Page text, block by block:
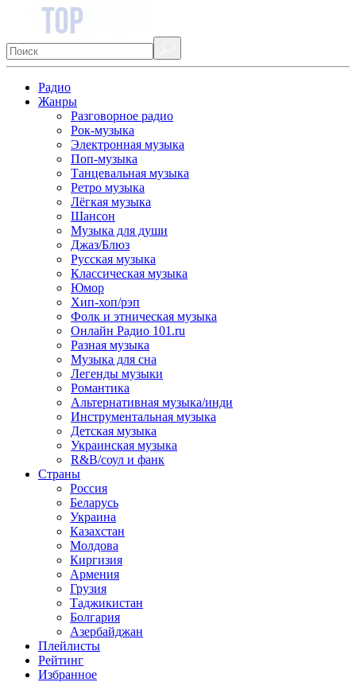
Радио
Жанры
Разговорное радио
Рок-музыка
Электронная музыка
Поп-музыка
Танцевальная музыка
Ретро музыка
Лёгкая музыка
Шансон
Музыка для души
Джаз/Блюз
Русская музыка
Классическая музыка
Юмор
Хип-хоп/рэп
Фолк и этническая музыка
Онлайн Радио 101.ru
Разная музыка
Музыка для сна
Легенды музыки
Романтика
Альтернативная музыка/инди
Инструментальная музыка
Детская музыка
Украинская музыка
R&B/cоул и фанк
Страны
Россия
Беларусь
Украина
Казахстан
Молдова
Киргизия
Армения
Грузия
Таджикистан
Болгария
Азербайджан
Плейлисты
Рейтинг
Избранное